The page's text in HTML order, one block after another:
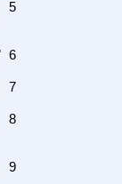
5
6
7
8
9